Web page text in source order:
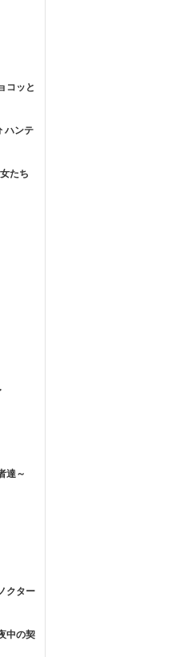
コッと
ハンテ
たち
達～
クター
中の契